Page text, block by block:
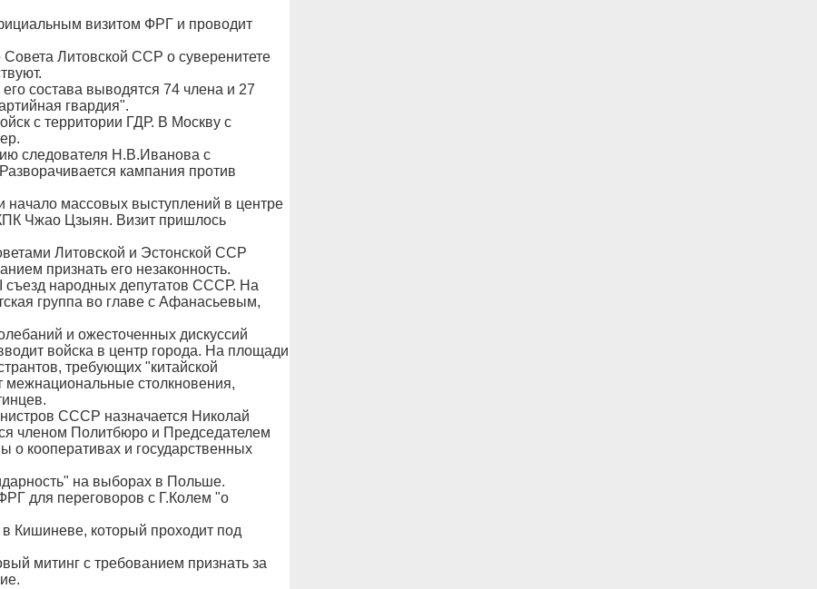
визитом ФРГ и проводит
Литовской ССР о суверенитете
состава выводятся 74 члена и 27
гвардия".
с территории ГДР. В Москву с
следователя Н.В.Иванова с
кампания против
массовых выступлений в центре
Чжао Цзыян. Визит пришлось
Литовской и Эстонской ССР
признать его незаконность.
народных депутатов СССР. На
группа во главе с Афанасьевым,
и ожесточенных дискуссий
войска в центр города. На площади
требующих "китайской
межнациональные столкновения,
СССР назначается Николай
членом Политбюро и Председателем
о кооперативах и государственных
на выборах в Польше.
для переговоров с Г.Колем "о
Кишиневе, который проходит под
митинг с требованием признать за